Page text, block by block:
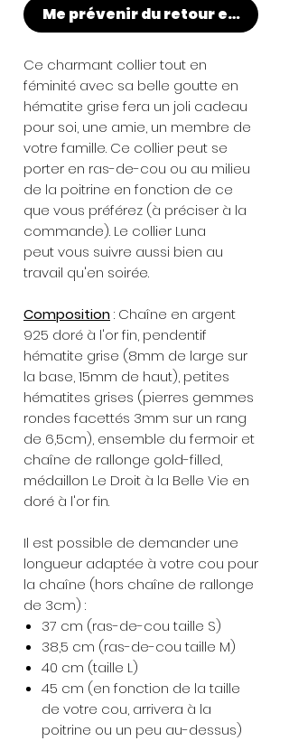
Me prévenir du retour en stock
Ce charmant collier tout en
féminité avec sa belle goutte en
hématite grise fera un joli cadeau
pour soi, une amie, un membre de
votre famille. Ce collier peut se
porter en ras-de-cou ou au milieu
de la poitrine en fonction de ce
que vous préférez (à préciser à la
commande). Le collier Luna
peut vous suivre aussi bien au
travail qu'en soirée.
Composition: Chaîne en argent
925 doré à l'or fin, pendentif
hématite grise (8mm de large sur
la base, 15mm de haut), petites
hématites grises (pierres gemmes
rondes facettés 3mm sur un rang
de 6,5cm), ensemble du fermoir et
chaîne de rallonge gold-filled,
médaillon Le Droit à la Belle Vie en
doré à l'or fin.
Il est possible de demander une
longueur adaptée à votre cou pour
la chaîne (hors chaîne de rallonge
de 3cm) :
37 cm (ras-de-cou taille S)
38,5 cm (ras-de-cou taille M)
40 cm (taille L)
45 cm (en fonction de la taille
de votre cou, arrivera à la
poitrine ou un peu au-dessus)